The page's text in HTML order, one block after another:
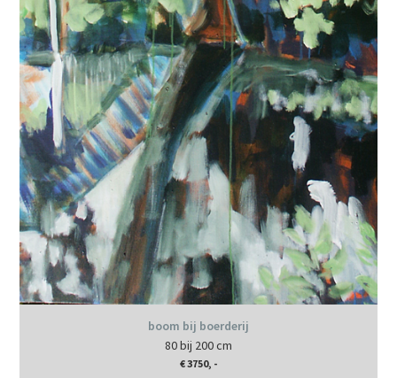
boom bij boerderij
80 bij 200 cm
€ 3750, -